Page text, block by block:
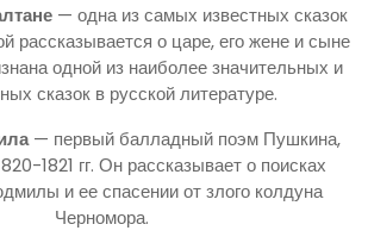
— одна из самых известных сказок
рассказывается о царе, его жене и сыне
одной из наиболее значительных и
сказок в русской литературе.
— первый балладный поэм Пушкина,
1821 гг. Он рассказывает о поисках
и ее спасении от злого колдуна
Черномора.